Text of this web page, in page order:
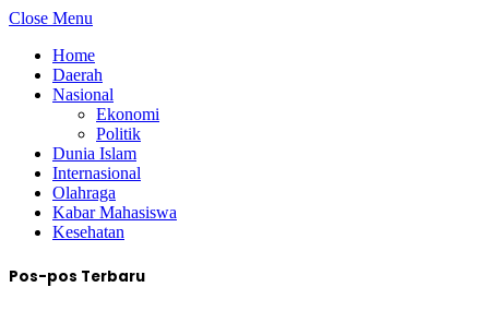
Close Menu
Home
Daerah
Nasional
Ekonomi
Politik
Dunia Islam
Internasional
Olahraga
Kabar Mahasiswa
Kesehatan
Pos-pos Terbaru